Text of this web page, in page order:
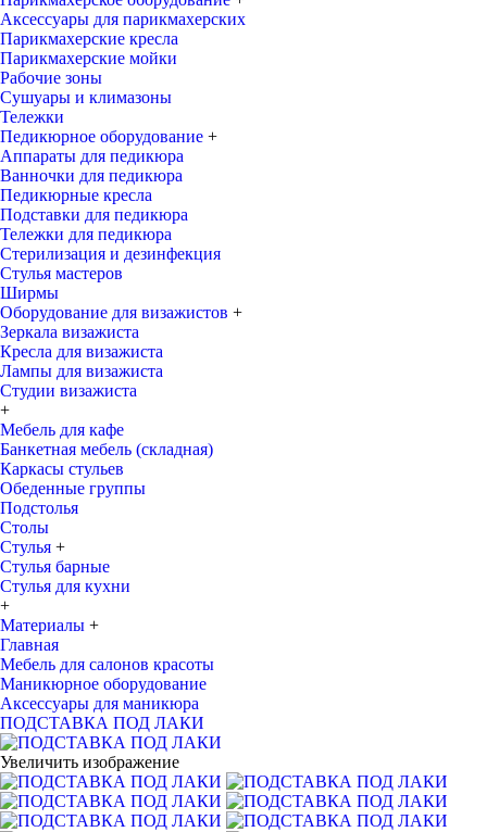
Аксессуары для парикмахерских
Парикмахерские кресла
Парикмахерские мойки
Рабочие зоны
Сушуары и климазоны
Тележки
Педикюрное оборудование +
Аппараты для педикюра
Ванночки для педикюра
Педикюрные кресла
Подставки для педикюра
Тележки для педикюра
Стерилизация и дезинфекция
Стулья мастеров
Ширмы
Оборудование для визажистов +
Зеркала визажиста
Кресла для визажиста
Лампы для визажиста
Студии визажиста
+
Мебель для кафе
Банкетная мебель (складная)
Каркасы стульев
Обеденные группы
Подстолья
Столы
Стулья +
Стулья барные
Стулья для кухни
+
Материалы +
Главная
Мебель для салонов красоты
Маникюрное оборудование
Аксессуары для маникюра
ПОДСТАВКА ПОД ЛАКИ
Увеличить изображение